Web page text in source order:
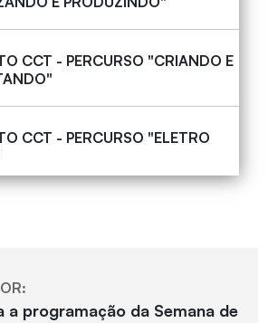
CCT - PERCURSO "CRIANDO E
CCT - PERCURSO "ELETRO
a programação da Semana de